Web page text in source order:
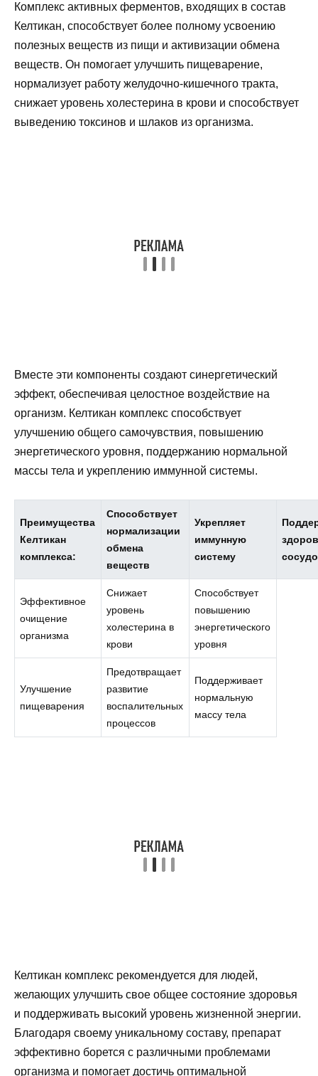
Комплекс активных ферментов, входящих в состав
Келтикан, способствует более полному усвоению
полезных веществ из пищи и активизации обмена
веществ. Он помогает улучшить пищеварение,
нормализует работу желудочно-кишечного тракта,
снижает уровень холестерина в крови и способствует
выведению токсинов и шлаков из организма.
Вместе эти компоненты создают синергетический
эффект, обеспечивая целостное воздействие на
организм. Келтикан комплекс способствует
улучшению общего самочувствия, повышению
энергетического уровня, поддержанию нормальной
массы тела и укреплению иммунной системы.
Преимущества
Келтикан
комплекса:
Способствует
нормализации
обмена
веществ
Укрепляет
иммунную
систему
Эффективное
очищение
организма
Снижает
уровень
холестерина в
крови
Способствует
повышению
энергетического
уровня
Улучшение
пищеварения
Предотвращает
развитие
воспалительных
процессов
Поддерживает
нормальную
массу тела
Келтикан комплекс рекомендуется для людей,
желающих улучшить свое общее состояние здоровья
и поддерживать высокий уровень жизненной энергии.
Благодаря своему уникальному составу, препарат
эффективно борется с различными проблемами
организма и помогает достичь оптимальной